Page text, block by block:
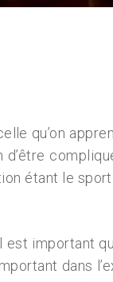
qu’on
étant le
important
dans